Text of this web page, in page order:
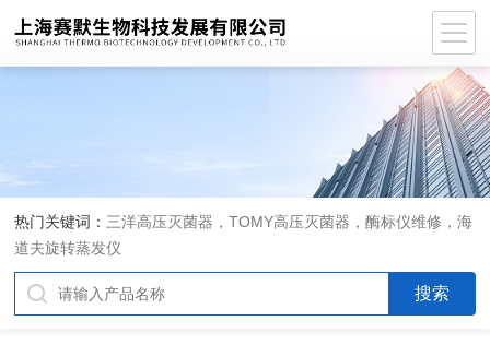
热门关键词： 三洋高压灭菌器，TOMY高压灭菌器，酶标仪维修，海
道夫旋转蒸发仪